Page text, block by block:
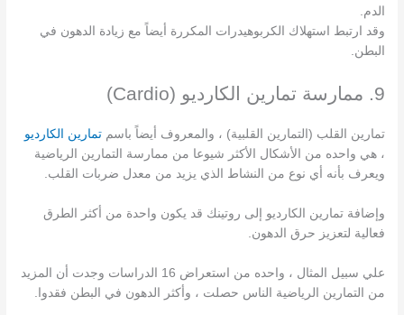
الدم.
وقد ارتبط استهلاك الكربوهيدرات المكررة أيضاً مع زيادة الدهون في
البطن.
9. ممارسة تمارين الكارديو (Cardio)
تمارين القلب (التمارين القلبية) ، والمعروف أيضاً باسمتمارين الكارديو
، هي واحده من الأشكال الأكثر شيوعا من ممارسة التمارين الرياضية
ويعرف بأنه أي نوع من النشاط الذي يزيد من معدل ضربات القلب.
وإضافة تمارين الكارديو إلى روتينك قد يكون واحدة من أكثر الطرق
فعالية لتعزيز حرق الدهون.
علي سبيل المثال ، واحده من استعراض 16 الدراسات وجدت أن المزيد
من التمارين الرياضية الناس حصلت ، وأكثر الدهون في البطن فقدوا.